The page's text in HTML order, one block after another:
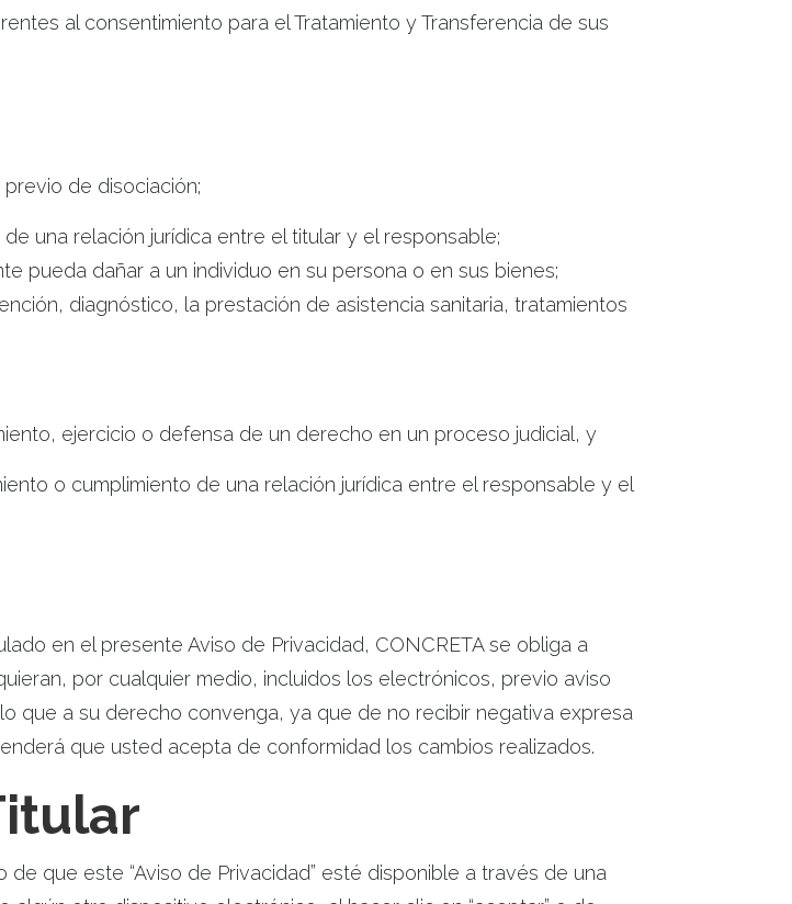
al consentimiento para el Tratamiento y Transferencia de sus
de disociación;
una relación jurídica entre el titular y el responsable;
pueda dañar a un individuo en su persona o en sus bienes;
diagnóstico, la prestación de asistencia sanitaria, tratamientos
ejercicio o defensa de un derecho en un proceso judicial, y
o cumplimiento de una relación jurídica entre el responsable y el
en el presente Aviso de Privacidad, CONCRETA se obliga a
por cualquier medio, incluidos los electrónicos, previo aviso
que a su derecho convenga, ya que de no recibir negativa expresa
que usted acepta de conformidad los cambios realizados.
que este “Aviso de Privacidad” esté disponible a través de una